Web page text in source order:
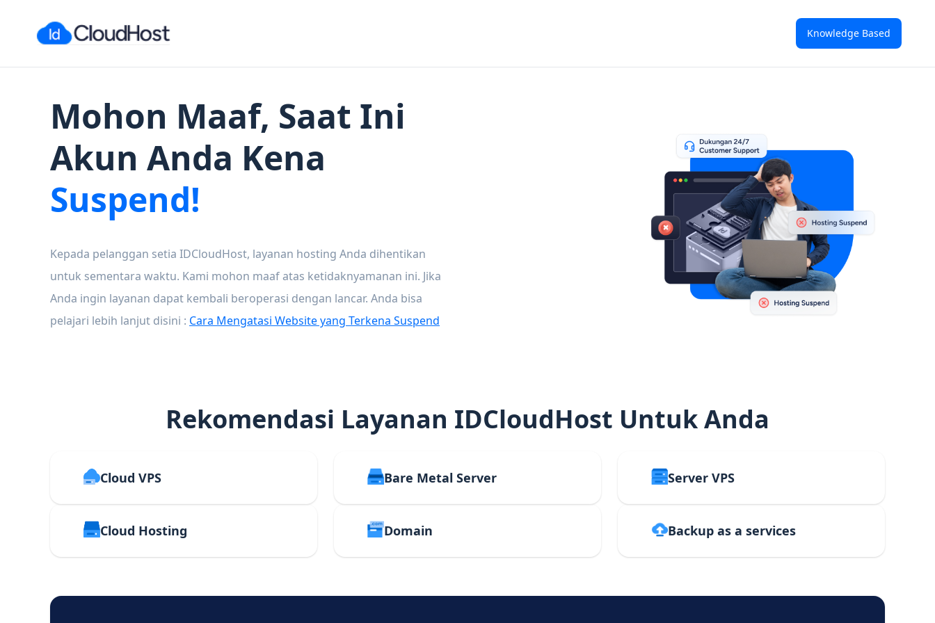
Knowledge Based
Mohon Maaf, Saat Ini
Akun Anda Kena
Suspend!
Kepada pelanggan setia IDCloudHost, layanan hosting Anda dihentikan
untuk sementara waktu. Kami mohon maaf atas ketidaknyamanan ini. Jika
Anda ingin layanan dapat kembali beroperasi dengan lancar. Anda bisa
pelajari lebih lanjut disini : Cara Mengatasi Website yang Terkena Suspend
Rekomendasi Layanan IDCloudHost Untuk Anda
Cloud VPS Bare Metal Server Server VPS
Cloud Hosting Domain Backup as a services